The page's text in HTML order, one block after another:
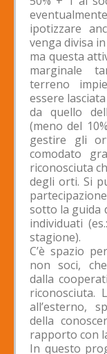
ipotizzare
venga divisa
ma questa
marginale
terreno
essere
da quello
(meno del
gestire gli
comodato
riconosciuta
degli orti. Si
sotto la guida
individuati
stagione).
C’è spazio
non soci,
dalla
riconosciuta.
all’esterno,
della
rapporto con
In questo